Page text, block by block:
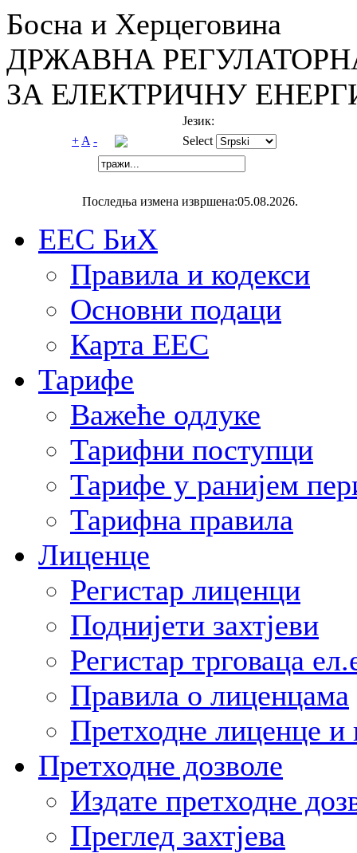
Босна и Херцеговина
ДРЖАВНА
ЗА ЕЛЕКТРИЧНУ
Језик:
+ A - Select
Последња измена извршена:05.08.2026.
ЕЕС БиХ
Правила и кодекси
Основни подаци
Карта ЕЕС
Тарифе
Важеће одлуке
Тарифни поступци
Тарифе у ранијем
Тарифна правила
Лиценце
Регистар лиценци
Поднијети захтјеви
Регистар трговаца
Правила о лиценцама
Претходне лиценце и
Претходне дозволе
Издате претходне
Преглед захтјева